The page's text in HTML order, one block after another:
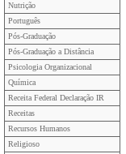
Nutrição
Português
Pós-Graduação
Pós-Graduação a Distância
Psicologia Organizacional
Química
Receita Federal Declaração IR
Receitas
Recursos Humanos
Religioso